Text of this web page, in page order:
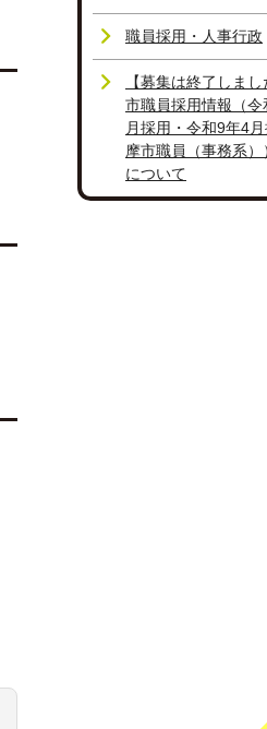
職員採用・人事行政
【募集は終了しま
市職員採用情報（令
月採用・令和9年4
摩市職員（事務系）
について